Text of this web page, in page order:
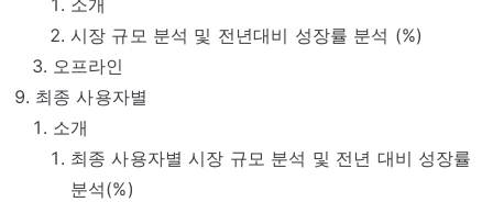
소개
시장 규모 분석 및 전년대비 성장률 분석 (%)
오프라인
최종 사용자별
소개
최종 사용자별 시장 규모 분석 및 전년 대비 성장률
분석(%)